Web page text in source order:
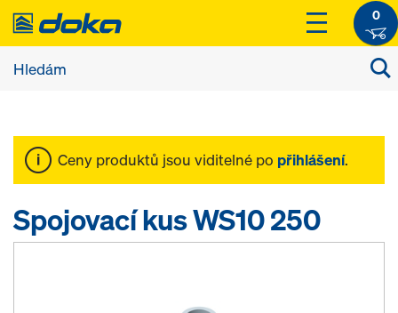
0
Ceny produktů jsou viditelné po přihlášení.
Spojovací kus WS10 250